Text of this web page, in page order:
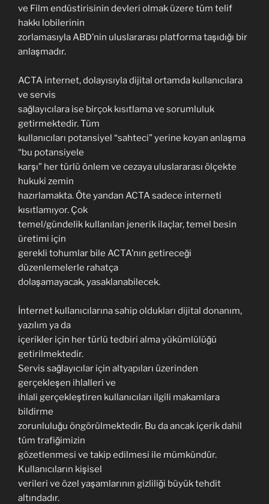
ve Film endüstirisinin devleri olmak üzere tüm telif
hakkı lobilerinin
zorlamasıyla ABD’nin uluslararası platforma taşıdığı bir
anlaşmadır.
ACTA internet, dolayısıyla dijital ortamda kullanıcılara
ve servis
sağlayıcılara ise birçok kısıtlama ve sorumluluk
getirmektedir. Tüm
kullanıcıları potansiyel “sahteci” yerine koyan anlaşma
“bu potansiyele
karşı” her türlü önlem ve cezaya uluslararası ölçekte
hukuki zemin
hazırlamakta. Öte yandan ACTA sadece interneti
kısıtlamıyor. Çok
temel/gündelik kullanılan jenerik ilaçlar, temel besin
üretimi için
gerekli tohumlar bile ACTA’nın getireceği
düzenlemelerle rahatça
dolaşamayacak, yasaklanabilecek.
İnternet kullanıcılarına sahip oldukları dijital donanım,
yazılım ya da
içerikler için her türlü tedbiri alma yükümlülüğü
getirilmektedir.
Servis sağlayıcılar için altyapıları üzerinden
gerçekleşen ihlalleri ve
ihlali gerçekleştiren kullanıcıları ilgili makamlara
bildirme
zorunluluğu öngörülmektedir. Bu da ancak içerik dahil
tüm trafiğimizin
gözetlenmesi ve takip edilmesi ile mümkündür.
Kullanıcıların kişisel
verileri ve özel yaşamlarının gizliliği büyük tehdit
altındadır.